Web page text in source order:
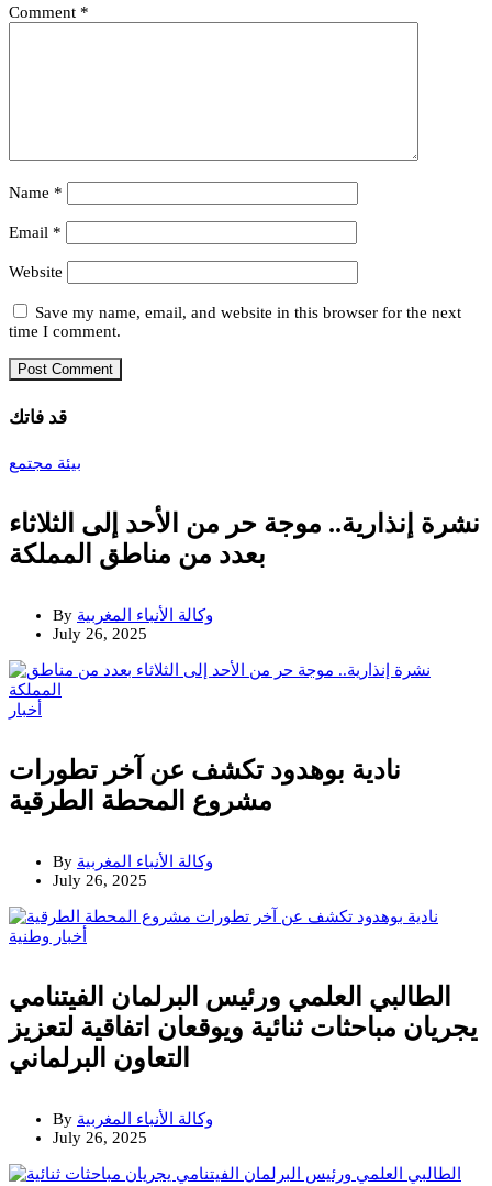
Comment *
Name *
Email *
Website
Save my name, email, and website in this browser for the next
time I comment.
قد فاتك
بيئة مجتمع
نشرة إنذارية.. موجة حر من الأحد إلى الثلاثاء
بعدد من مناطق المملكة
By وكالة الأنباء المغربية
July 26, 2025
أخبار
نادية بوهدود تكشف عن آخر تطورات
مشروع المحطة الطرقية
By وكالة الأنباء المغربية
July 26, 2025
أخبار وطنية
الطالبي العلمي ورئيس البرلمان الفيتنامي
يجريان مباحثات ثنائية ويوقعان اتفاقية لتعزيز
التعاون البرلماني
By وكالة الأنباء المغربية
July 26, 2025